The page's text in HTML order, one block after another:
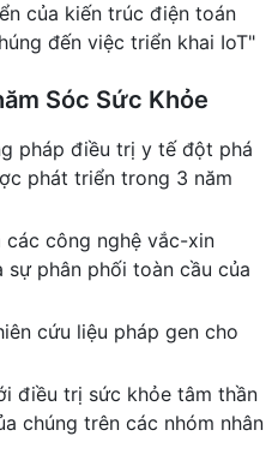
của kiến trúc điện toán
đến việc triển khai IoT"
Sóc Sức Khỏe
pháp điều trị y tế đột phá
phát triển trong 3 năm
các công nghệ vắc-xin
sự phân phối toàn cầu của
cứu liệu pháp gen cho
điều trị sức khỏe tâm thần
chúng trên các nhóm nhân